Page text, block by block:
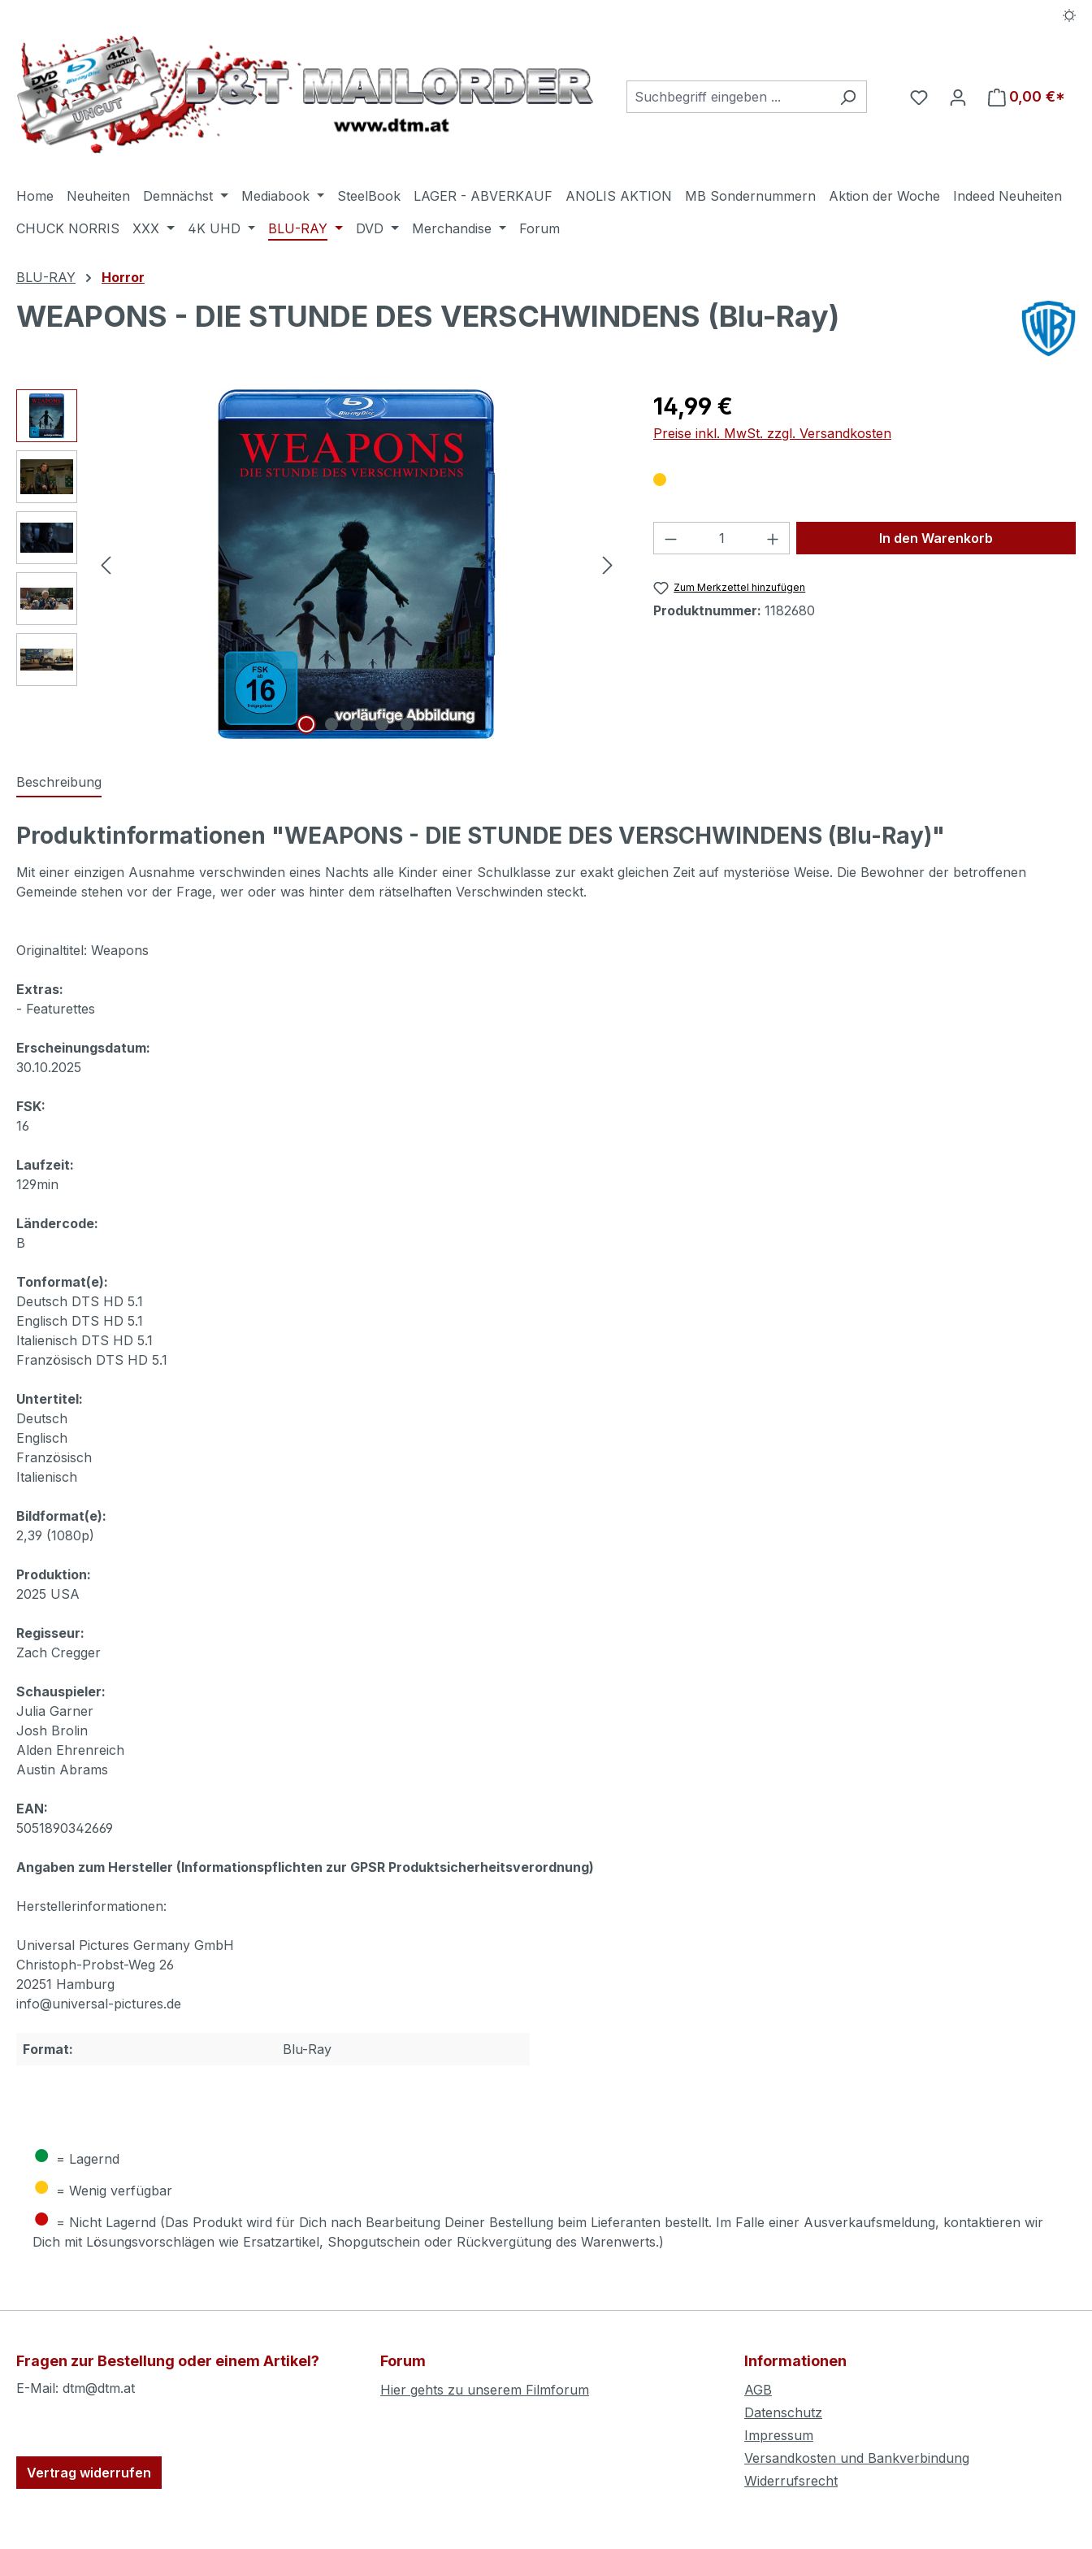
Du hast 0 Produkte auf
0,00 €*
Home Neuheiten Demnächst Mediabook SteelBook LAGER - ABVERKAUF ANOLIS AKTION MB Sondernummern Aktion der Woche
Indeed Neuheiten
CHUCK NORRIS
XXX 4K UHD BLU-RAY DVD Merchandise Forum
BLU-RAY Horror
WEAPONS - DIE STUNDE DES VERSCHWINDENS (Blu-Ray)
Bildergalerie überspringen Regulärer Preis:
14,99 €
Preise inkl. MwSt. zzgl. Versandkosten
Produkt Anzahl: Gib den gewünschten Wert
In den Warenkorb
Zum Merkzettel hinzufügen
Produktnummer: 1182680
Beschreibung
Produktinformationen "WEAPONS - DIE STUNDE DES VERSCHWINDENS (Blu-Ray)"
Mit einer einzigen Ausnahme verschwinden eines Nachts alle Kinder einer Schulklasse zur exakt gleichen Zeit auf mysteriöse Weise. Die Bewohner der betroffenen
Gemeinde stehen vor der Frage, wer oder was hinter dem rätselhaften Verschwinden steckt.
Originaltitel: Weapons
Extras:
- Featurettes
Erscheinungsdatum:
30.10.2025
FSK:
16
Laufzeit:
129min
Ländercode:
B
Tonformat(e):
Deutsch DTS HD 5.1
Englisch DTS HD 5.1
Italienisch DTS HD 5.1
Französisch DTS HD 5.1
Untertitel:
Deutsch
Englisch
Französisch
Italienisch
Bildformat(e):
2,39 (1080p)
Produktion:
2025 USA
Regisseur:
Zach Cregger
Schauspieler:
Julia Garner
Josh Brolin
Alden Ehrenreich
Austin Abrams
EAN:
5051890342669
Angaben zum Hersteller (Informationspflichten zur GPSR Produktsicherheitsverordnung)
Herstellerinformationen:
Universal Pictures Germany GmbH
Christoph-Probst-Weg 26
20251 Hamburg
info@universal-pictures.de
Format: Blu-Ray
● = Lagernd
● = Wenig verfügbar
● = Nicht Lagernd (Das Produkt wird für Dich nach Bearbeitung Deiner Bestellung beim Lieferanten bestellt. Im Falle einer Ausverkaufsmeldung, kontaktieren wir
Dich mit Lösungsvorschlägen wie Ersatzartikel, Shopgutschein oder Rückvergütung des Warenwerts.)
Fragen zur Bestellung oder einem Artikel?
E-Mail: dtm@dtm.at
Vertrag widerrufen
Forum
Hier gehts zu unserem Filmforum
Informationen
AGB
Datenschutz
Impressum
Versandkosten und Bankverbindung
Widerrufsrecht